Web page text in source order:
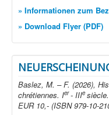
» Informationen zum
» Download Flyer (PDF)
Baslez, M. – F. (2026),
chrétiennes. Ier- IIIe
EUR 10,- (ISBN 979-10-